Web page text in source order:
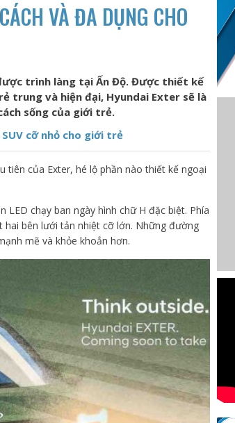
VÀ ĐA DỤNG CHO
trình làng tại Ấn Độ. Được thiết kế
trung và hiện đại, Hyundai Exter sẽ là
sống của giới trẻ.
cỡ nhỏ cho giới trẻ
tiên của Exter, hé lộ phần nào thiết kế ngoại
chạy ban ngày hình chữ H đặc biệt. Phía
bên lưới tản nhiệt cỡ lớn. Những đường
mẽ và khỏe khoắn hơn.